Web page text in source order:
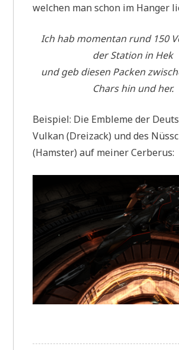
welchen man schon im Hanger
Ich hab momentan rund 150
der Station in Hek
und geb diesen Packen
Chars hin und her.
Beispiel: Die Embleme der
Vulkan (Dreizack) und des
(Hamster) auf meiner Cerberus: